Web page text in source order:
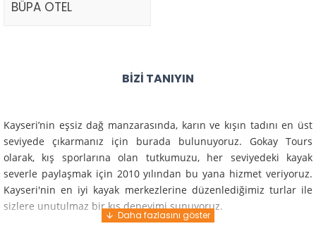
BÜPA OTEL
BIZI TANIYIN
Kayseri’nin eşsiz dağ manzarasında, karın ve kışın tadını en üst
seviyede çıkarmanız için burada bulunuyoruz. Gokay Tours
olarak, kış sporlarına olan tutkumuzu, her seviyedeki kayak
severle paylaşmak için 2010 yılından bu yana hizmet veriyoruz.
Kayseri'nin en iyi kayak merkezlerine düzenlediğimiz turlar ile
sizlere unutulmaz bir kış deneyimi sunuyoruz.